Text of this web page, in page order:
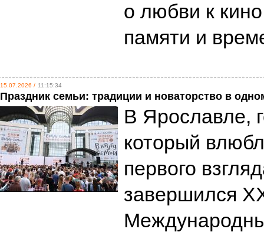
о любви к
памяти и
15.07.2026 / 11:15:34
Праздник семьи: традиции и новаторство в
В Ярославле,
который
первого
завершился